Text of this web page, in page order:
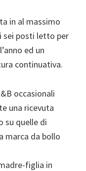
in al massimo
sei posti letto per
ed un
continuativa.
occasionali
una ricevuta
su quelle di
marca da bollo
figlia in